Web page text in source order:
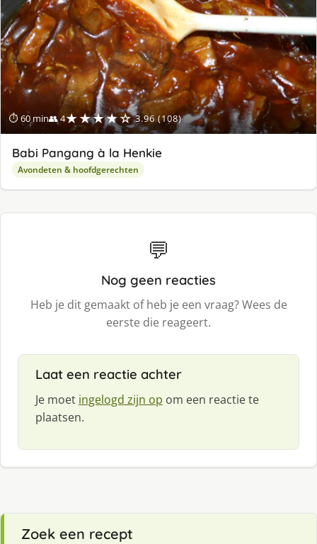
⏱ 60 min👥 4★★★★☆ 3.96 (108)
Babi Pangang à la Henkie
Avondeten & hoofdgerechten
💬
Nog geen reacties
Heb je dit gemaakt of heb je een vraag? Wees de
eerste die reageert.
Laat een reactie achter
Je moet ingelogd zijn op om een reactie te
plaatsen.
Zoek een recept